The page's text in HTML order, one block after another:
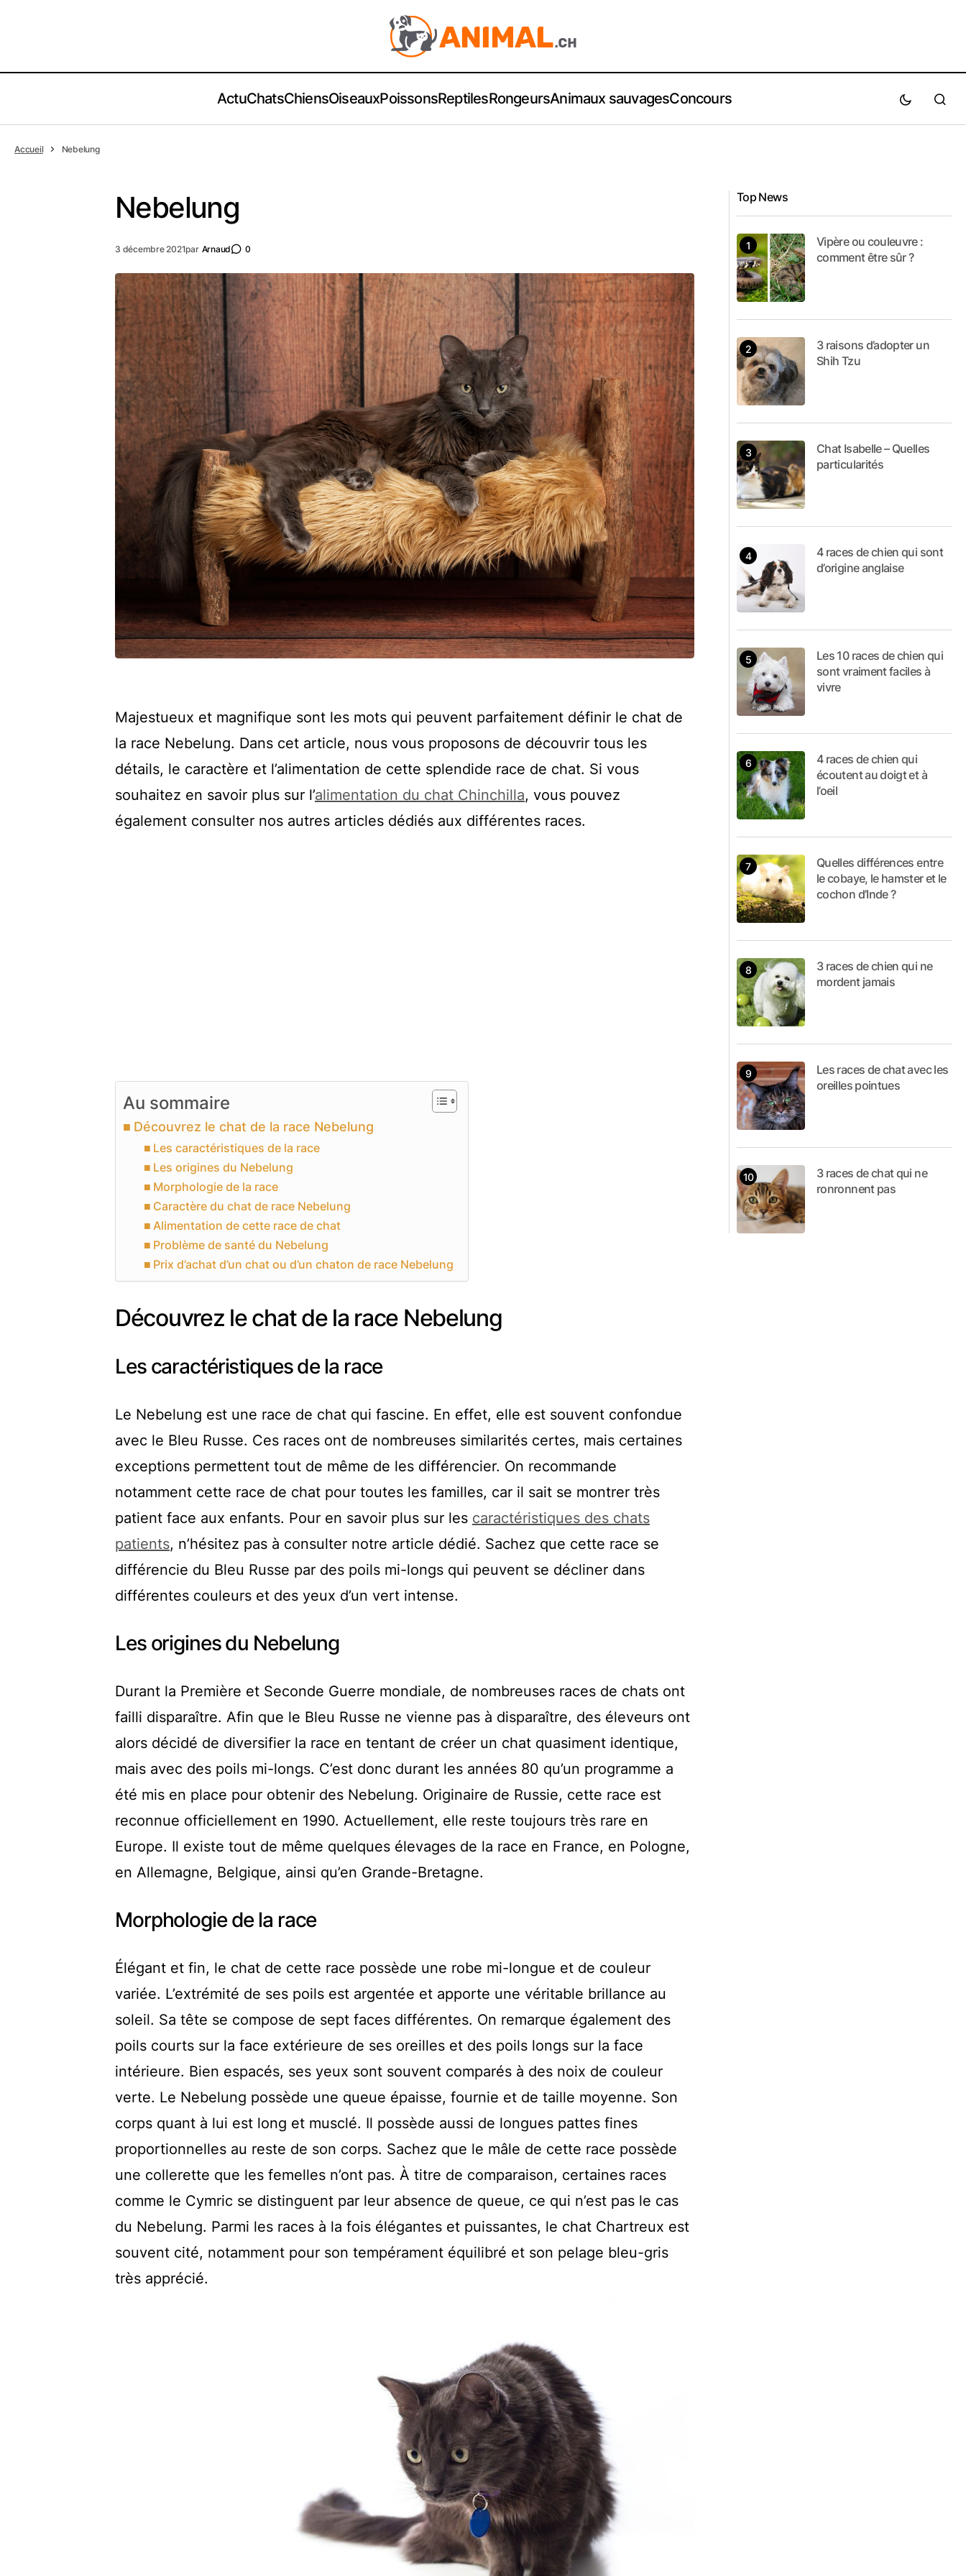
ActuChatsChiensOiseauxPoissonsReptilesRongeursAnimaux sauvagesConcours
Accueil Nebelung
Nebelung
3 décembre 2021par Arnaud 0
Majestueux et magnifique sont les mots qui peuvent parfaitement définir le chat de
la race Nebelung. Dans cet article, nous vous proposons de découvrir tous les
détails, le caractère et l’alimentation de cette splendide race de chat. Si vous
souhaitez en savoir plus sur l’alimentation du chat Chinchilla, vous pouvez
également consulter nos autres articles dédiés aux différentes races.
Au sommaire
Découvrez le chat de la race Nebelung
Les caractéristiques de la race
Les origines du Nebelung
Morphologie de la race
Caractère du chat de race Nebelung
Alimentation de cette race de chat
Problème de santé du Nebelung
Prix d’achat d’un chat ou d’un chaton de race Nebelung
Découvrez le chat de la race Nebelung
Les caractéristiques de la race
Le Nebelung est une race de chat qui fascine. En effet, elle est souvent confondue
avec le Bleu Russe. Ces races ont de nombreuses similarités certes, mais certaines
exceptions permettent tout de même de les différencier. On recommande
notamment cette race de chat pour toutes les familles, car il sait se montrer très
patient face aux enfants. Pour en savoir plus sur les caractéristiques des chats
patients, n’hésitez pas à consulter notre article dédié. Sachez que cette race se
différencie du Bleu Russe par des poils mi-longs qui peuvent se décliner dans
différentes couleurs et des yeux d’un vert intense.
Les origines du Nebelung
Durant la Première et Seconde Guerre mondiale, de nombreuses races de chats ont
failli disparaître. Afin que le Bleu Russe ne vienne pas à disparaître, des éleveurs ont
alors décidé de diversifier la race en tentant de créer un chat quasiment identique,
mais avec des poils mi-longs. C’est donc durant les années 80 qu’un programme a
été mis en place pour obtenir des Nebelung. Originaire de Russie, cette race est
reconnue officiellement en 1990. Actuellement, elle reste toujours très rare en
Europe. Il existe tout de même quelques élevages de la race en France, en Pologne,
en Allemagne, Belgique, ainsi qu’en Grande-Bretagne.
Morphologie de la race
Élégant et fin, le chat de cette race possède une robe mi-longue et de couleur
variée. L’extrémité de ses poils est argentée et apporte une véritable brillance au
soleil. Sa tête se compose de sept faces différentes. On remarque également des
poils courts sur la face extérieure de ses oreilles et des poils longs sur la face
intérieure. Bien espacés, ses yeux sont souvent comparés à des noix de couleur
verte. Le Nebelung possède une queue épaisse, fournie et de taille moyenne. Son
corps quant à lui est long et musclé. Il possède aussi de longues pattes fines
proportionnelles au reste de son corps. Sachez que le mâle de cette race possède
une collerette que les femelles n’ont pas. À titre de comparaison, certaines races
comme le Cymric se distinguent par leur absence de queue, ce qui n’est pas le cas
du Nebelung. Parmi les races à la fois élégantes et puissantes, le chat Chartreux est
souvent cité, notamment pour son tempérament équilibré et son pelage bleu-gris
très apprécié.
Top News
Vipère ou couleuvre :
comment être sûr ?
3 raisons d’adopter un
Shih Tzu
Chat Isabelle – Quelles
particularités
4 races de chien qui sont
d’origine anglaise
Les 10 races de chien qui
sont vraiment faciles à
vivre
4 races de chien qui
écoutent au doigt et à
l’oeil
Quelles différences entre
le cobaye, le hamster et le
cochon d’Inde ?
3 races de chien qui ne
mordent jamais
Les races de chat avec les
oreilles pointues
3 races de chat qui ne
ronronnent pas